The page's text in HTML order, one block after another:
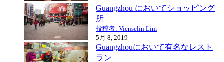
Guangzhou においてショッピング
所
投稿者: Vienselin Lim
5月 8, 2019
Guangzhouにおいて有名なレスト
ラン